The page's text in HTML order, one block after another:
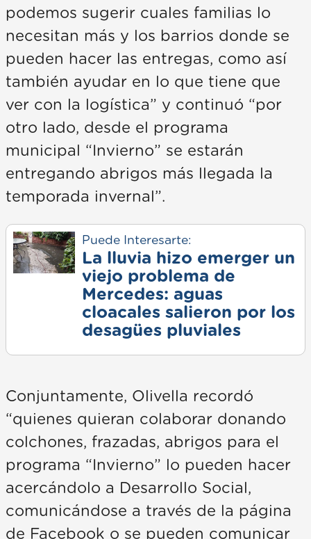
podemos sugerir cuales familias lo
necesitan más y los barrios donde se
pueden hacer las entregas, como así
también ayudar en lo que tiene que
ver con la logística” y continuó “por
otro lado, desde el programa
municipal “Invierno” se estarán
entregando abrigos más llegada la
temporada invernal”.
Puede Interesarte:
La lluvia hizo emerger un
viejo problema de
Mercedes: aguas
cloacales salieron por los
desagües pluviales
Conjuntamente, Olivella recordó
“quienes quieran colaborar donando
colchones, frazadas, abrigos para el
programa “Invierno” lo pueden hacer
acercándolo a Desarrollo Social,
comunicándose a través de la página
de Facebook o se pueden comunicar